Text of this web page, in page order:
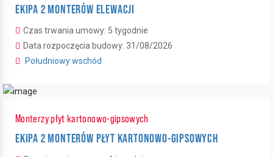
EKIPA 2 MONTERÓW ELEWACJI
Czas trwania umowy: 5 tygodnie
Data rozpoczęcia budowy: 31/08/2026
Południowy wschód
Monterzy płyt kartonowo-gipsowych
EKIPA 2 MONTERÓW PŁYT KARTONOWO-GIPSOWYCH